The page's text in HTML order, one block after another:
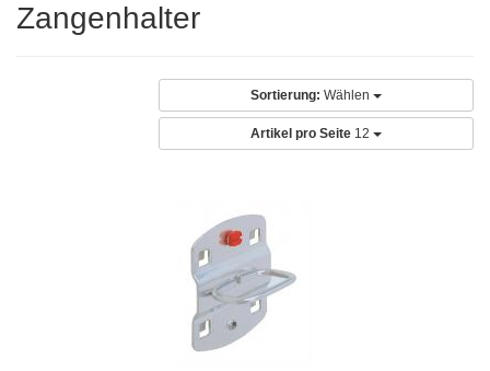
Zangenhalter
Sortierung: Wählen
Artikel pro Seite 12